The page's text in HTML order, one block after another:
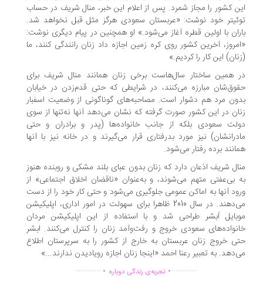
کشور را مجاز شمرد. پس از اعلام این خبر، منال شریف در حساب
خود نوشت: «عربستان سعودی هرگز مثل قبل نخواهد شد.
با اولین قطره آغاز می‌شود.» او همچنین در پیام دیگری نوشت:
آخرین کشور روی کره زمین اجازه داد زنان رانندگی کنند، ما
این کار را کردیم.»
همین ساختار سال‌هاست برخی زنان همانند منال شریف برای
مبارزه می‌کنند، در شرایطی که حتی قدم‌زدن در خیابان
مرد هم دشوار است. مصاحبه‌های گوناگونی از وضعیت اسفبار
در این کشور صورت گرفته که نشان می‌دهد آنها نه‌تنها از سوی
سعودی بلکه از جانب خانواده‌ها (پدر و برادران و حتی
نیز مورد بدرفتاری قرار می‌گیرند و در خانه نیز با آنها
برده رفتار می‌شود.
شریف اذعان دارد که زنان بدون عبای بلند مشکی و روبنده هنوز
بی‌عفتی متهم می‌شوند، و به‌عنوان «ناقضان اخلاق اجتماعی» از
آنها به اماکن عمومی جلوگیری می‌شود و حتی کار خود را از دست
می‌دهند. در سال 2010 ظاهرا برای سهولت در امور اداری، اپلیکیشن
اَبشر طراحی شد و با استفاده از این اپلیکیشن مردان
سعودی خروج و رفت‌وآمد زنان را کنترل می‌کنند. ابشر
خروج زنان عربستان به خارج از کشور را به سرپرستان اطلاع
به تعبیر رعنا احمد «اینجا زنان اجازه رویادیدن ندارند...»
................تجربه‌ی زندگی دوباره ...............